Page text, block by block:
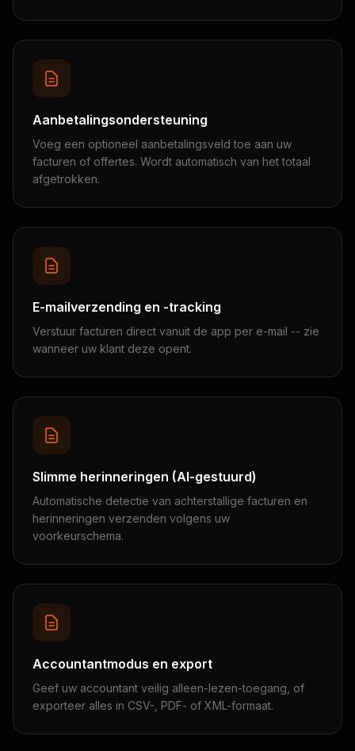
Aanbetalingsondersteuning
Voeg een optioneel aanbetalingsveld toe aan uw
facturen of offertes. Wordt automatisch van het totaal
afgetrokken.
E-mailverzending en -tracking
Verstuur facturen direct vanuit de app per e-mail -- zie
wanneer uw klant deze opent.
Slimme herinneringen (AI-gestuurd)
Automatische detectie van achterstallige facturen en
herinneringen verzenden volgens uw
voorkeurschema.
Accountantmodus en export
Geef uw accountant veilig alleen-lezen-toegang, of
exporteer alles in CSV-, PDF- of XML-formaat.